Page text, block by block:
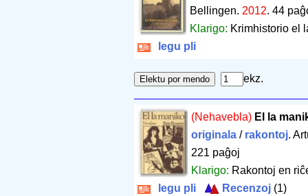
Bellingen. 2012. 44
Klarigo: Krimhistorio el
legu pli
ekz.
(Nehavebla) El la
originala/ rakontoj.
221 paĝoj
Klarigo: Rakontoj en
legu pli
Recenzoj (1)